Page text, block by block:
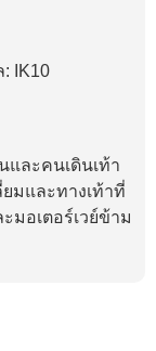
IK10
และคนเดินเท้า
มและทางเท้าที่
มอเตอร์เวย์ข้าม